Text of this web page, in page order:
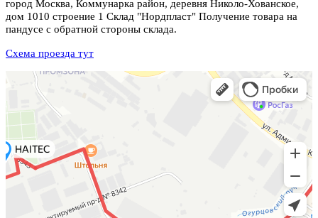
город Москва, Коммунарка район, деревня Николо-Хованское,
дом 1010 строение 1 Склад "Нордпласт" Получение товара на
пандусе с обратной стороны склада.
Схема проезда тут